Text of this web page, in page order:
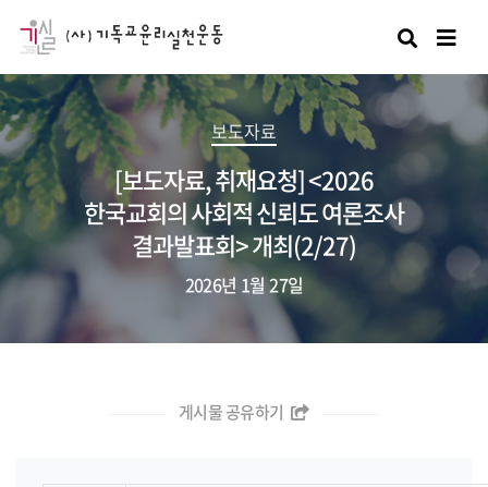
검색
보도자료
[보도자료, 취재요청] <2026
한국교회의 사회적 신뢰도 여론조사
결과발표회> 개최(2/27)
2026년 1월 27일
게시물 공유하기